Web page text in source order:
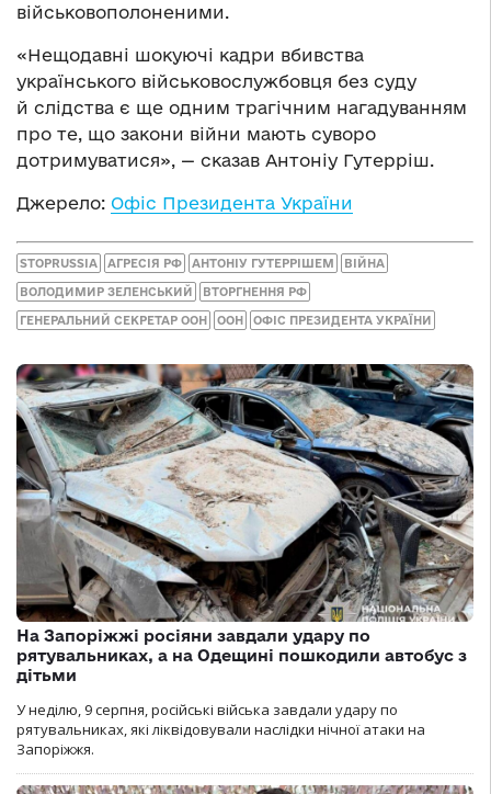
військовополоненими.
«Нещодавні шокуючі кадри вбивства
українського військовослужбовця без суду
й слідства є ще одним трагічним нагадуванням
про те, що закони війни мають суворо
дотримуватися», — сказав Антоніу Гутерріш.
Джерело: Офіс Президента України
STOPRUSSIA АГРЕСІЯ РФ АНТОНІУ ГУТЕРРІШЕМ ВІЙНА
ВОЛОДИМИР ЗЕЛЕНСЬКИЙ ВТОРГНЕННЯ РФ
ГЕНЕРАЛЬНИЙ СЕКРЕТАР ООН ООН ОФІС ПРЕЗИДЕНТА УКРАЇНИ
На Запоріжжі росіяни завдали удару по
рятувальниках, а на Одещині пошкодили автобус з
дітьми
У неділю, 9 серпня, російські війська завдали удару по
рятувальниках, які ліквідовували наслідки нічної атаки на
Запоріжжя.